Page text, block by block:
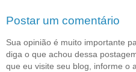
Postar um comentário
Sua opinião é muito importante
diga o que achou dessa
que eu visite seu blog, informe o